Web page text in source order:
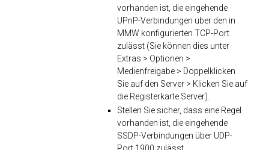
vorhanden ist, die eingehende
UPnP-Verbindungen über den in
MMW konfigurierten TCP-Port
zulässt (Sie können dies unter
Extras > Optionen >
Medienfreigabe > Doppelklicken
Sie auf den Server > Klicken Sie auf
die Registerkarte Server).
Stellen Sie sicher, dass eine Regel
vorhanden ist, die eingehende
SSDP-Verbindungen über UDP-
Port 1900 zulässt.